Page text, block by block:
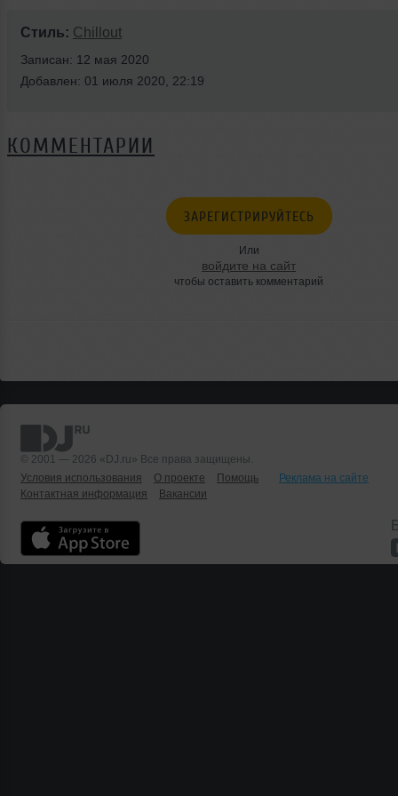
Стиль: Chillout
Записан: 12 мая 2020
Добавлен: 01 июля 2020, 22:19
КОММЕНТАРИИ
ЗАРЕГИСТРИРУЙТЕСЬ
Или
войдите на сайт
чтобы оставить комментарий
© 2001 — 2026 «DJ.ru» Все права защищены.
Условия использования
О проекте Помощь
Реклама на сайте
Контактная информация
Вакансии